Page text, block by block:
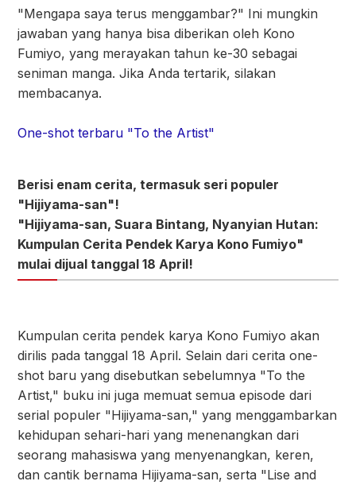
"Mengapa saya terus menggambar?" Ini mungkin
jawaban yang hanya bisa diberikan oleh Kono
Fumiyo, yang merayakan tahun ke-30 sebagai
seniman manga. Jika Anda tertarik, silakan
membacanya.
One-shot terbaru "To the Artist"
Berisi enam cerita, termasuk seri populer
"Hijiyama-san"!
"Hijiyama-san, Suara Bintang, Nyanyian Hutan:
Kumpulan Cerita Pendek Karya Kono Fumiyo"
mulai dijual tanggal 18 April!
Kumpulan cerita pendek karya Kono Fumiyo akan
dirilis pada tanggal 18 April. Selain dari cerita one-
shot baru yang disebutkan sebelumnya "To the
Artist," buku ini juga memuat semua episode dari
serial populer "Hijiyama-san," yang menggambarkan
kehidupan sehari-hari yang menenangkan dari
seorang mahasiswa yang menyenangkan, keren,
dan cantik bernama Hijiyama-san, serta "Lise and